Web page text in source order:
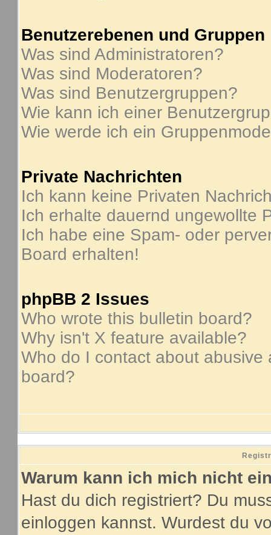
Benutzerebenen und Gruppen
Was sind Administratoren?
Was sind Moderatoren?
Was sind Benutzergruppen?
Wie kann ich einer
Wie werde ich ein
Private Nachrichten
Ich kann keine Privaten
Ich erhalte dauernd ungewollte
Ich habe eine Spam- oder
Board erhalten!
phpBB 2 Issues
Who wrote this bulletin board?
Why isn't X feature available?
Who do I contact about
board?
Warum kann ich mich nicht
Hast du dich registriert? Du
einloggen kannst. Wurdest du